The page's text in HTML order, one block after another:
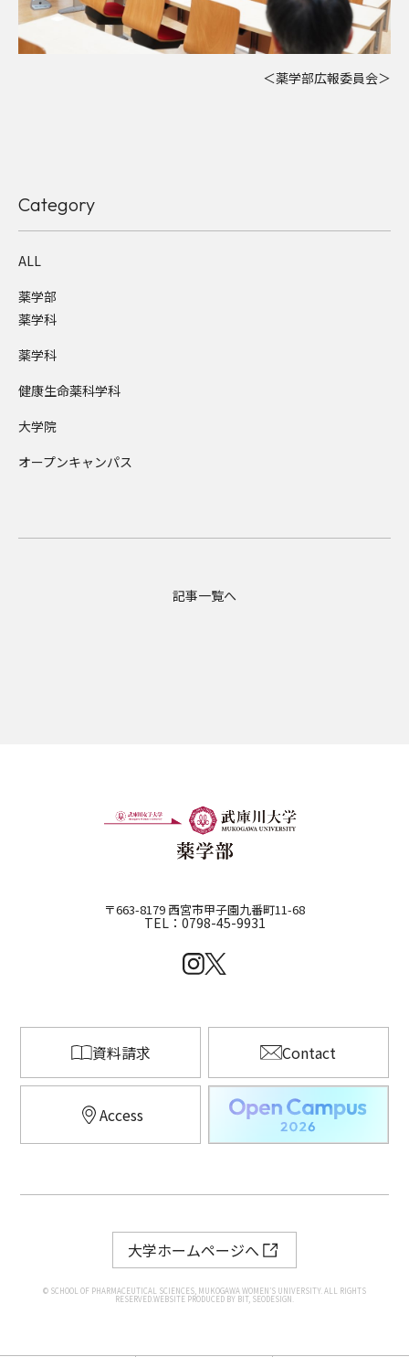
＜薬学部広報委員会＞
記事一覧へ
Category
ALL
薬学部
薬学科
薬学科
健康生命薬科学科
大学院
オープンキャンパス
〒663-8179 西宮市甲子園九番町11-68
TEL：0798-45-9931
資料請求 Contact
Access
© SCHOOL OF PHARMACEUTICAL SCIENCES, MUKOGAWA WOMEN’S UNIVERSITY. ALL RIGHTS
RESERVED.WEBSITE PRODUCED BY BIT, SEODESIGN.
大学ホームページへ